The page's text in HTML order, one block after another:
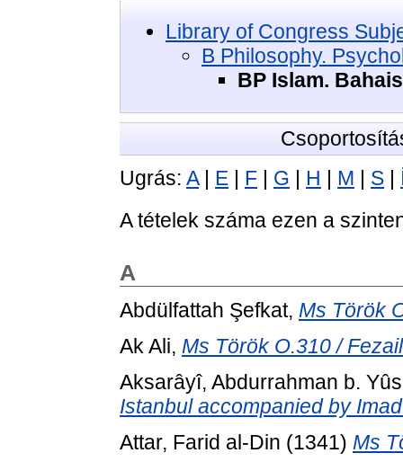
Library of Congress
B Philosophy.
BP Islam.
Ugrás: A| E F G H M S
A tételek száma ezen a
A
Abdülfattah Şefkat, Ms Török
Ak Ali, Ms Török O.310 /
Aksarâyî, Abdurrahman b.
Istanbul accompanied by
Attar, Farid al-Din (1341) Ms